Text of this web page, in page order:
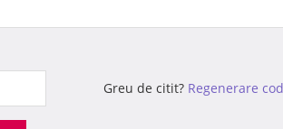
Greu de citit? Regenerare cod